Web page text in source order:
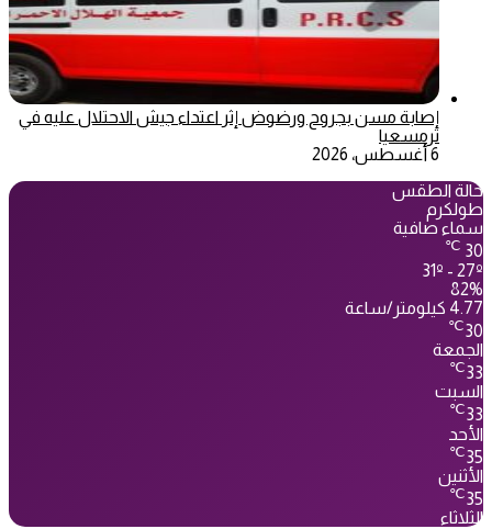
إصابة مسن بجروح ورضوض إثر اعتداء جيش الاحتلال عليه في
ترمسعيا
6 أغسطس، 2026
حالة الطقس
طولكرم
سماء صافية
30
℃
31º - 27º
82%
4.77 كيلومتر/ساعة
30
℃
الجمعة
33
℃
السبت
33
℃
الأحد
35
℃
الأثنين
35
℃
الثلاثاء